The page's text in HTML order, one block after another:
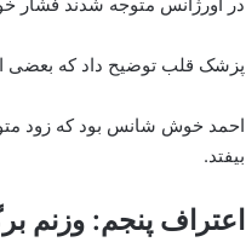
پزشک قلب توضیح داد که بعضی
احمد خوش شانس بود که زود
بیفتد.
اعتراف پنجم: وزنم